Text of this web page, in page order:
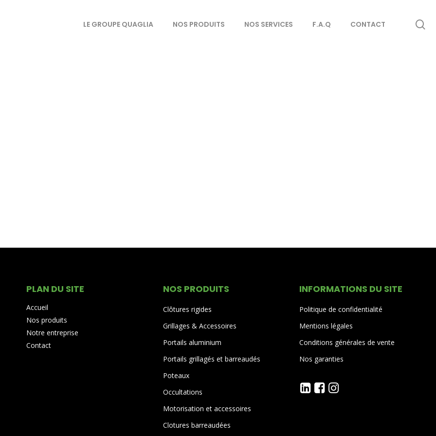
LE GROUPE QUAGLIA NOS PRODUITS NOS SERVICES F.A.Q CONTACT
PLAN DU SITE
Accueil
Nos produits
Notre entreprise
Contact
NOS PRODUITS
Clôtures rigides
Grillages & Accessoires
Portails aluminium
Portails grillagés et barreaudés
Poteaux
Occultations
Motorisation et accessoires
Clotures barreaudées
INFORMATIONS DU SITE
Politique de confidentialité
Mentions légales
Conditions générales de vente
Nos garanties